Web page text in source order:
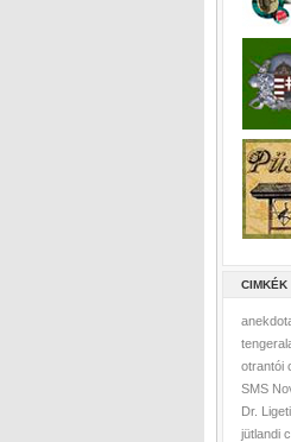
CIMKÉK
otrantói
SMS
Dr.
jütlandi